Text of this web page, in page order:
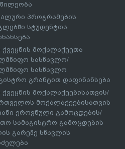
პროგრამების
სტუდენტთა
ქვეყნის მოქალაქეეთა
სასწავლო/
სასწავლო
გრანტით დაფინანსება
ქვეყნის მოქალაქეებისათვის/
მოქალაქეებისათვის
ეროვნული გამოცდების/
სამაგისტრო გამოცდების
გარეშე სწავლის